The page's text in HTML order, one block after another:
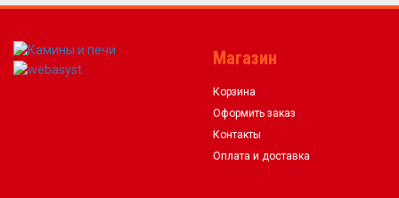
Магазин
Корзина
Оформить заказ
Контакты
Оплата и доставка